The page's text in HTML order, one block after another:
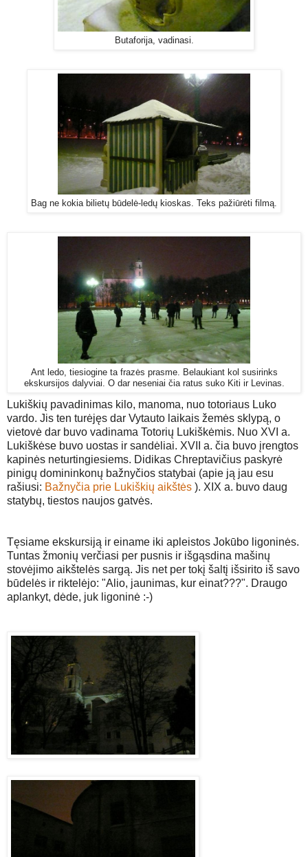
Butaforija, vadinasi.
Bag ne kokia bilietų būdelė-ledų kioskas. Teks pažiūrėti filmą.
Ant ledo, tiesiogine ta frazės prasme. Belaukiant kol susirinks
ekskursijos dalyviai. O dar neseniai čia ratus suko Kiti ir Levinas.
Lukiškių pavadinimas kilo, manoma, nuo totoriaus Luko
vardo. Jis ten turėjęs dar Vytauto laikais žemės sklypą, o
vietovė dar buvo vadinama Totorių Lukiškėmis. Nuo XVI a.
Lukiškėse buvo uostas ir sandėliai. XVII a. čia buvo įrengtos
kapinės neturtingiesiems. Didikas Chreptavičius paskyrė
pinigų domininkonų bažnyčios statybai (apie ją jau esu
rašiusi: Bažnyčia prie Lukiškių aikštės ). XIX a. buvo daug
statybų, tiestos naujos gatvės.
Tęsiame ekskursiją ir einame iki apleistos Jokūbo ligoninės.
Tuntas žmonių verčiasi per pusnis ir išgąsdina mašinų
stovėjimo aikštelės sargą. Jis net per tokį šaltį išsirito iš savo
būdelės ir riktelėjo: "Alio, jaunimas, kur einat???". Draugo
aplankyt, dėde, juk ligoninė :-)